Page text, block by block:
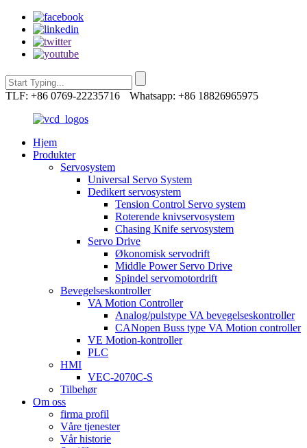
TLF: +86 0769-22235716 Whatsapp: +86 18826965975
Hjem
Produkter
Servosystem
Universal Servo System
Dedikert servosystem
Tension Control Servo system
Roterende knivservosystem
Chasing Knife servosystem
Servo Drive
Økonomisk servodrift
Middle Power Servo Drive
Spindel servomotordrift
Bevegelseskontroller
VA Motion Controller
Analog/pulstype VA bevegelseskontroller
CANopen Buss type VA Motion controller
VE Motion-kontroller
PLC
HMI
VEC-2070C-S
Tilbehør
Om oss
firma profil
Våre tjenester
Vår historie